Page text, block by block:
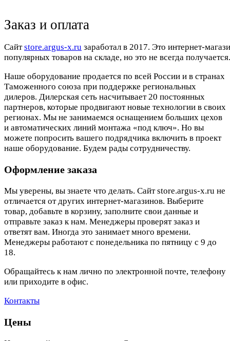
Заказ и оплата
Cайтstore.argus-x.ru заработал в 2017. Это интернет-
популярных товаров на складе, но это не всегда
Наше оборудование продается по всей России и в странах
Таможенного союза при поддержке региональных
дилеров. Дилерская сеть насчитывает 20 постоянных
партнеров, которые продвигают новые технологии в своих
регионах. Мы не занимаемся оснащением больших цехов
и автоматических линий монтажа «под ключ». Но вы
можете попросить вашего подрядчика включить в проект
наше оборудование. Будем рады сотрудничеству.
Оформление заказа
Мы уверены, вы знаете что делать. Сайт store.argus-x.ru не
отличается от других интернет-магазинов. Выберите
товар, добавьте в корзину, заполните свои данные и
отправьте заказ к нам. Менеджеры проверят заказ и
ответят вам. Иногда это занимает много времени.
Менеджеры работают с понедельника по пятницу с 9 до
18.
Обращайтесь к нам лично по электронной почте, телефону
или приходите в офис.
Контакты
Цены